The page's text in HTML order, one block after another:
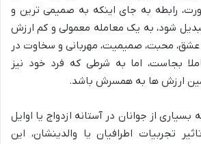
رابطه به جای اینکه به صمیمی ترین و
تبدیل شود، به یک معامله معمولی و کم ارزش
عشق، محبت، صمیمیت، مهربانی و سخاوت در
بجاست، اما به شرطی که فرد خود نیز
ارزش ها به همسرش باشد.
از جوانان در آستانه ازدواج یا اوایل
تجربیات اطرافیان یا والدینشان، این